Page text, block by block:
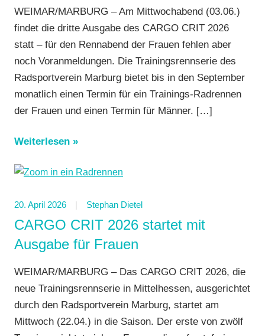
WEIMAR/MARBURG – Am Mittwochabend (03.06.)
findet die dritte Ausgabe des CARGO CRIT 2026
statt – für den Rennabend der Frauen fehlen aber
noch Voranmeldungen. Die Trainingsrennserie des
Radsportverein Marburg bietet bis in den September
monatlich einen Termin für ein Trainings-Radrennen
der Frauen und einen Termin für Männer. […]
Weiterlesen
20. April 2026 Stephan Dietel
CARGO CRIT 2026 startet mit
Ausgabe für Frauen
WEIMAR/MARBURG – Das CARGO CRIT 2026, die
neue Trainingsrennserie in Mittelhessen, ausgerichtet
durch den Radsportverein Marburg, startet am
Mittwoch (22.04.) in die Saison. Der erste von zwölf